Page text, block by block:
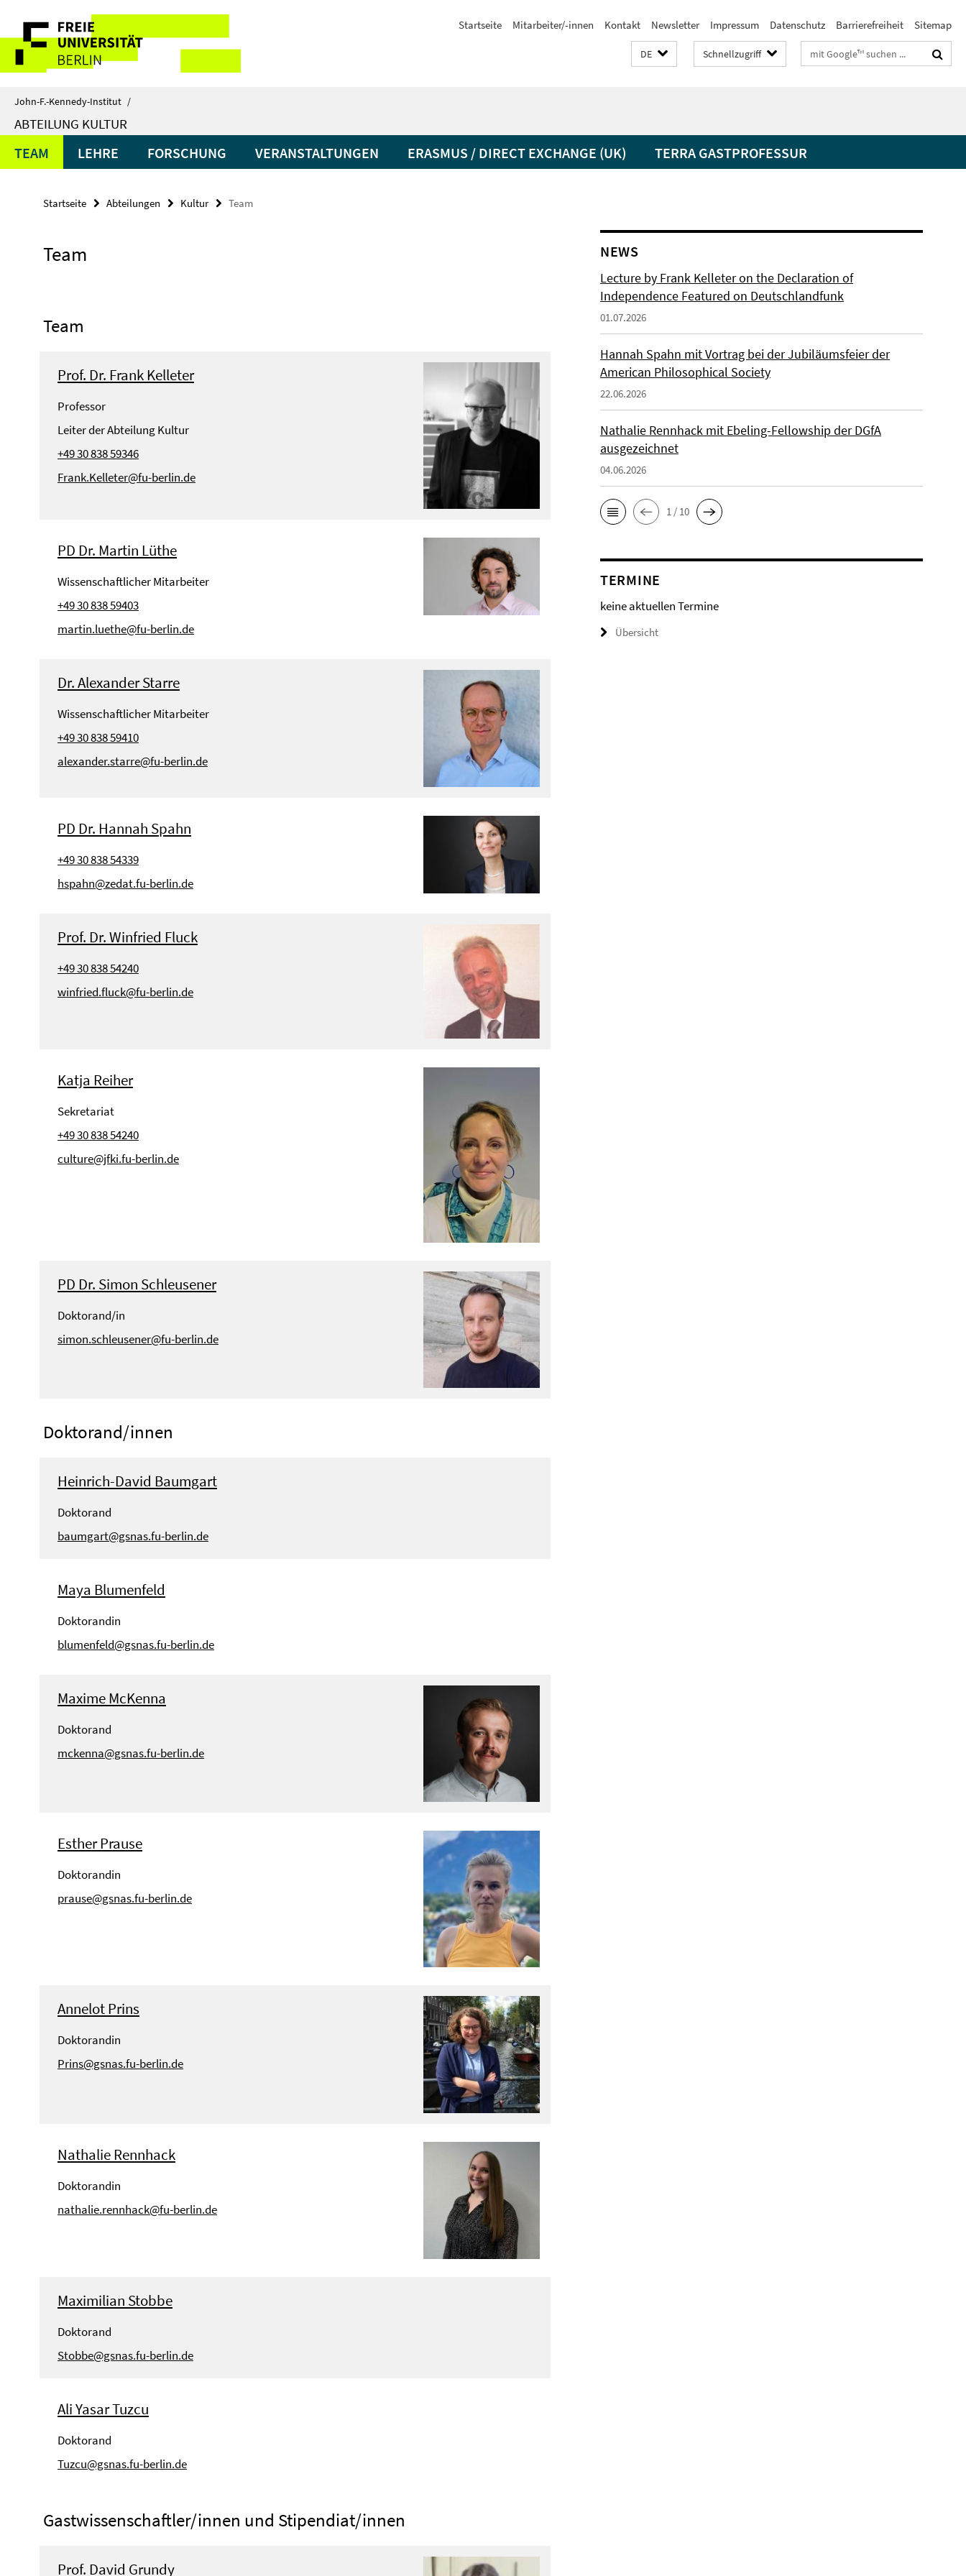
direkt
Inhalt
Service-
Navigation
Startseite Mitarbeiter/-innen Kontakt Newsletter Impressum Datenschutz Barrierefreiheit Sitemap
DE Schnellzugriff Suchbegriffe
John-F.-Kennedy-Institut /
ABTEILUNG KULTUR
TEAM LEHRE FORSCHUNG VERANSTALTUNGEN ERASMUS / DIRECT EXCHANGE (UK) TERRA GASTPROFESSUR
Startseite Abteilungen Kultur Team
Team
Team
Prof. Dr. Frank Kelleter
Professor
Leiter der Abteilung Kultur
+49 30 838 59346
Frank.Kelleter@fu-berlin.de
PD Dr. Martin Lüthe
Wissenschaftlicher Mitarbeiter
+49 30 838 59403
martin.luethe@fu-berlin.de
Dr. Alexander Starre
Wissenschaftlicher Mitarbeiter
+49 30 838 59410
alexander.starre@fu-berlin.de
PD Dr. Hannah Spahn
+49 30 838 54339
hspahn@zedat.fu-berlin.de
Prof. Dr. Winfried Fluck
+49 30 838 54240
winfried.fluck@fu-berlin.de
Katja Reiher
Sekretariat
+49 30 838 54240
culture@jfki.fu-berlin.de
PD Dr. Simon Schleusener
Doktorand/in
simon.schleusener@fu-berlin.de
Doktorand/innen
Heinrich-David Baumgart
Doktorand
baumgart@gsnas.fu-berlin.de
Maya Blumenfeld
Doktorandin
blumenfeld@gsnas.fu-berlin.de
Maxime McKenna
Doktorand
mckenna@gsnas.fu-berlin.de
Esther Prause
Doktorandin
prause@gsnas.fu-berlin.de
Annelot Prins
Doktorandin
Prins@gsnas.fu-berlin.de
Nathalie Rennhack
Doktorandin
nathalie.rennhack@fu-berlin.de
Maximilian Stobbe
Doktorand
Stobbe@gsnas.fu-berlin.de
Ali Yasar Tuzcu
Doktorand
Tuzcu@gsnas.fu-berlin.de
Gastwissenschaftler/innen und Stipendiat/innen
Prof. David Grundy
NEWS
Lecture by Frank Kelleter on the Declaration of
Independence Featured on Deutschlandfunk
01.07.2026
Hannah Spahn mit Vortrag bei der Jubiläumsfeier der
American Philosophical Society
22.06.2026
Nathalie Rennhack mit Ebeling-Fellowship der DGfA
ausgezeichnet
04.06.2026
1 / 10
TERMINE
keine aktuellen Termine
Übersicht